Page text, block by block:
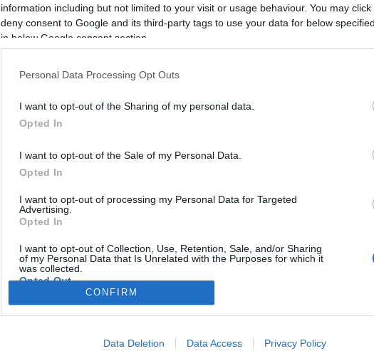
information including but not limited to your visit or usage behaviour. You may
deny consent to Google and its third-party tags to use your data for below
in below Google consent section.
Personal Data Processing Opt Outs
I want to opt-out of the Sharing of my personal data.
Opted In
I want to opt-out of the Sale of my Personal Data.
Opted In
I want to opt-out of processing my Personal Data for Targeted
Advertising.
Opted In
I want to opt-out of Collection, Use, Retention, Sale, and/or Sharing
of my Personal Data that Is Unrelated with the Purposes for which it
was collected.
Opted Out
Google consents
I want to allow Google to enable storage related to advertising like cookies on
CONFIRM
Data Deletion Data Access Privacy Policy
Kaspersky Lab zīmola popularitāte visā pasaulē, augošā tirgus daļa, spēcīgā
līdera statuss turpinās nostiprināt uzņēmuma savā klasē labāko galiekārtu
Lab vispusīgais portfelis ietver risinājumus plaša klientu loka aizsardzībai no visu
ieguvis vairāk pirmo trīs vietu neatkarīgajos testos nekā jebkurš cits piegādātājs.
Kaspersky Lab ir kļuvis par 400 miljonu lietotāju un 270 tūkstošu korporatīvo klientu
«Mēs priecājamies joprojām būt līderi Gartner maģiskajā kvadrantā piekto reizi pēc
daudzlīmeņu aizsardzību, pārvēršot savas globālās kiberdrošības zināšanas
ieskaitot gan zināmos, gan nezināmos, gan vissarežģītākos,» komentēja Kaspersky
Švecovs. «Bagātīgās zināšanas, ko esam ieguvuši galveno IT apdraudējumu
galiekārtu drošības risinājumus, kas apvieno vienkāršu pārvaldību ar efektīvu
2016. gada 1. februārī izdotais Pītera Fērstbruka un Ērika Uelē
Gartner* galiekārtu
* Gartner neatbalsta nevienu tā zinātniskajās publikācijās minēto piegādātāju, preci
lietotājiem izvēlēties tikai piegādātājus ar augstāko novērtējumu vai citu
pētniecības organizācijas Gartner atzinumiem un nav uzskatāmas par faktu
netiešas garantijas attiecībā uz šo pētījumu, tostarp nekādas garantijas par
Par Kaspersky Lab
Kaspersky Lab ir pasaulē lielākais informācijas drošības jomā strādājošais
aizsardzības risinājumu piegādātājiem. Uzņēmums ir viens no četriem vadošajiem
ražotājiem pasaulē (IDC, 2014). Kopš 1997. gada Kaspersky Lab rada inovatīvus un
pakalpojumus lielām korporācijām, maziem un vidējiem uzņēmumiem, kā arī mājas
uzņēmums, kas darbojas gandrīz 200 pasaules valstīs un teritorijās; tā tehnoloģijas